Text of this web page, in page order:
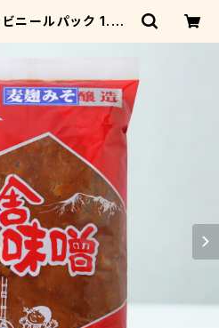
ニールパック 1.0K